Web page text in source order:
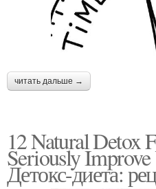
читать дальше →
12 Natural Detox
Seriously
Детокс-диета: